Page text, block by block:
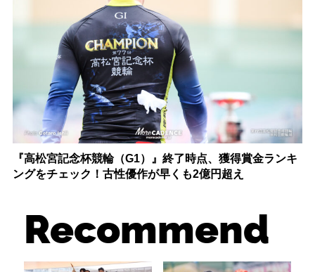
『高松宮記念杯競輪（G1）』終了時点、獲得賞金ランキ
ングをチェック！古性優作が早くも2億円超え
Recommend